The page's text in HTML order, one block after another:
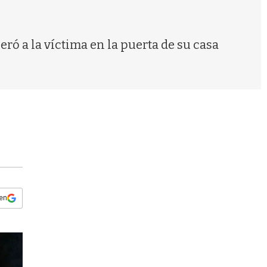
a la víctima en la puerta de su casa